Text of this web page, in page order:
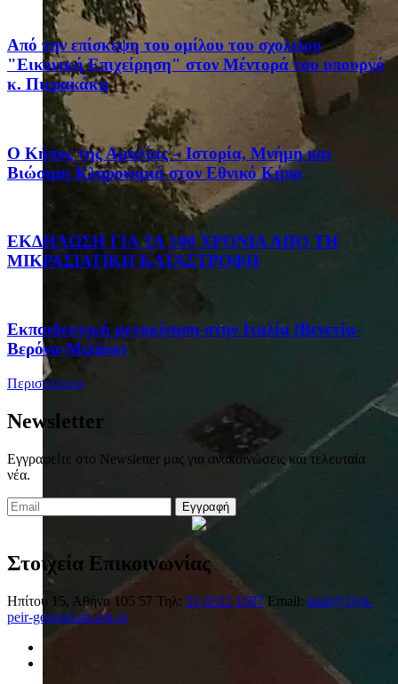
Από την επίσκεψη του ομίλου του σχολείου
"Εικονική Επιχείρηση" στον Μέντορά του υπουργό
κ. Πιερακάκη
Ο Κήπος της Αμαλίας – Ιστορία, Μνήμη και
Βιώσιμη Κληρονομιά στον Εθνικό Κήπο
ΕΚΔΗΛΩΣΗ ΓΙΑ ΤΑ 100 ΧΡΟΝΙΑ ΑΠΟ ΤΗ
ΜΙΚΡΑΣΙΑΤΙΚΗ ΚΑΤΑΣΤΡΟΦΗ
Eκπαιδευτική μετακίνηση στην Ιταλία (Βενετία-
Βερόνα-Μιλάνο)
Περισσότερα
Newsletter
Εγγραφείτε στο Newsletter μας για ανακοινώσεις και τελευταία
νέα.
Εγγραφή
Στοιχεία Επικοινωνίας
Ηπίτου 15, Αθήνα 105 57 Τηλ: 21 0322 1687 Email: mail@1lyk-
peir-gennad.att.sch.gr